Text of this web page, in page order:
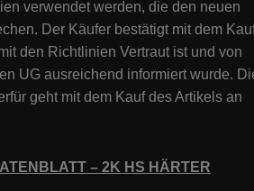
verwendet werden, die den neuen
Der Käufer bestätigt mit dem
den Richtlinien Vertraut ist und von
UG ausreichend informiert wurde.
geht mit dem Kauf des Artikels an
– 2K HS HÄRTER